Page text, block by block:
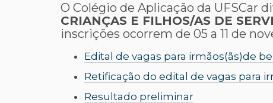
O Colégio de Aplicação da UFSCar
CRIANÇAS E FILHOS/AS DE
inscrições ocorrem de 05 a 11 de
Edital de vagas para irmãos(ãs)de
Retificação do edital de vagas para
Resultado preliminar